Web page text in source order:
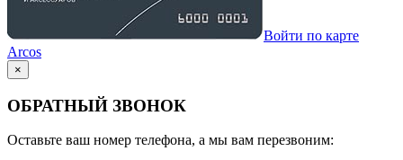
Войти по карте
Arcos
×
ОБРАТНЫЙ ЗВОНОК
Оставьте ваш номер телефона, а мы вам перезвоним: